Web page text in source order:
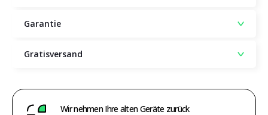
Garantie
Gratisversand
Wir nehmen Ihre alten Geräte zurück